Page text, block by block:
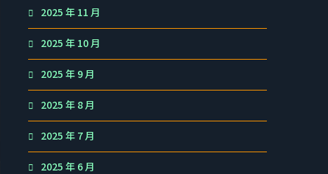
2025 年 11 月
2025 年 10 月
2025 年 9 月
2025 年 8 月
2025 年 7 月
2025 年 6 月